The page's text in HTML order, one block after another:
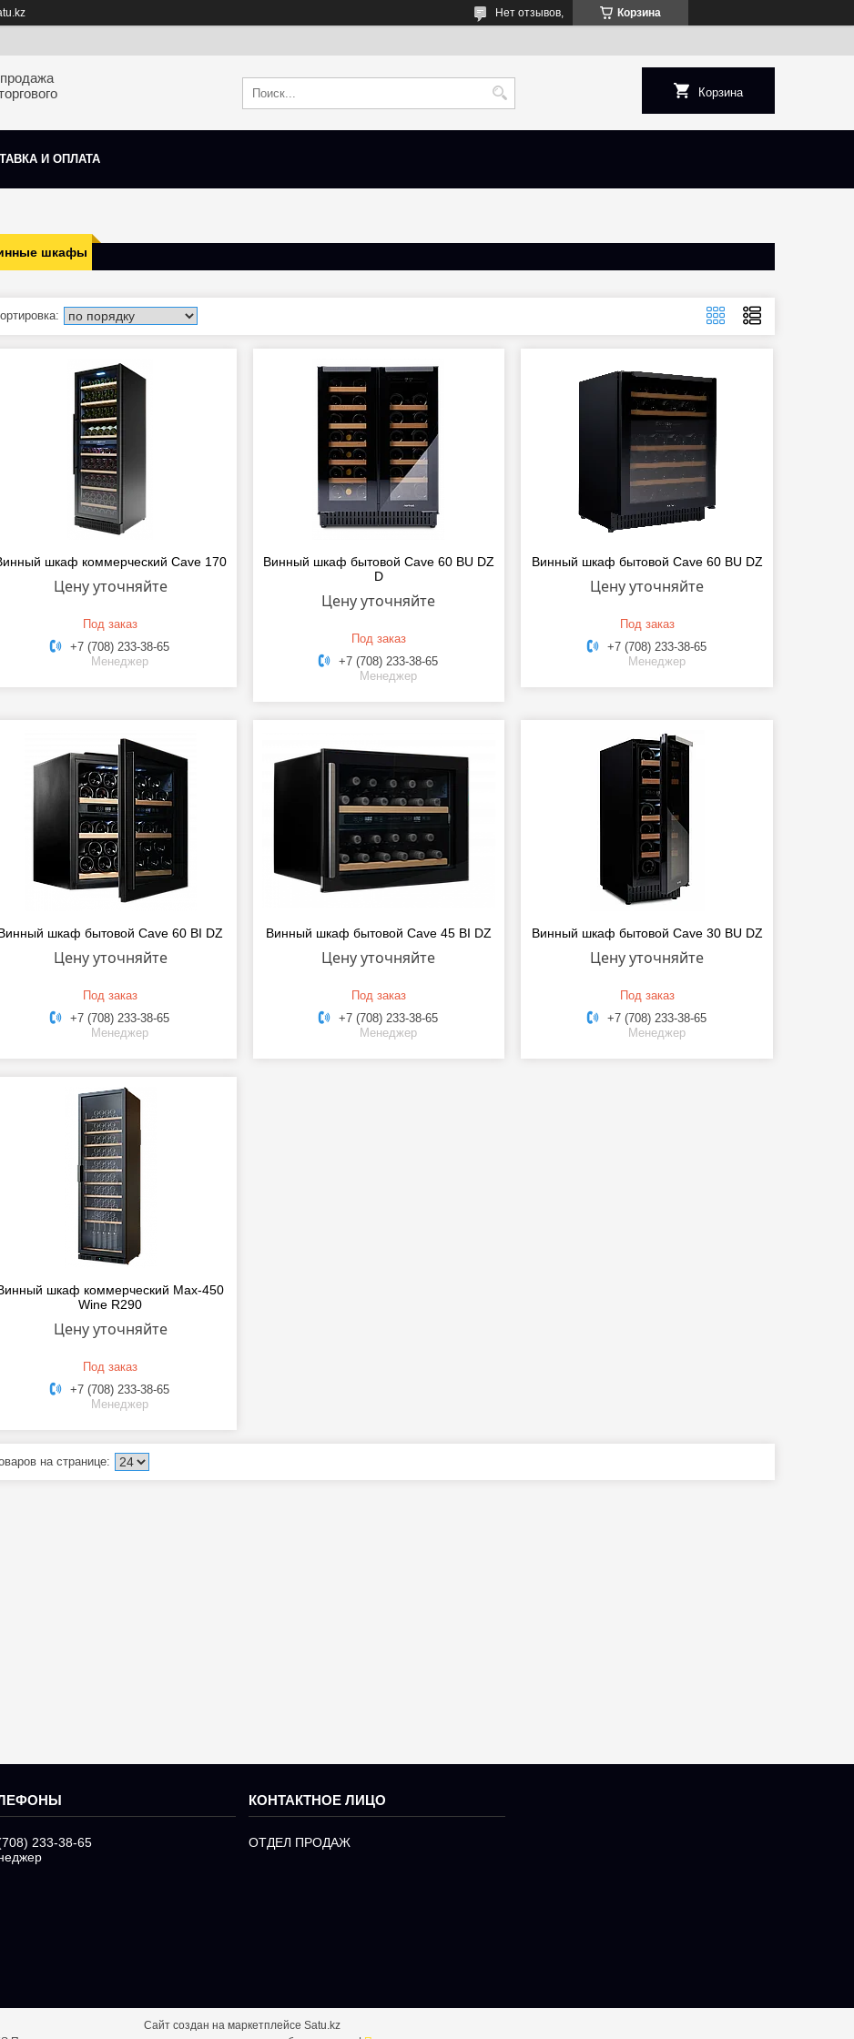
Корзина
Нет отзывов,
Корзина
И ОПЛАТА
шкафы
шкаф коммерческий Cave 170
Цену уточняйте
Под заказ
+7 (708) 233-38-65
Менеджер
Винный шкаф бытовой Cave 60 BU DZ
D
Цену уточняйте
Под заказ
+7 (708) 233-38-65
Менеджер
Винный шкаф бытовой Cave 60 BU DZ
Цену уточняйте
Под заказ
+7 (708) 233-38-65
Менеджер
шкаф бытовой Cave 60 BI DZ
Цену уточняйте
Под заказ
+7 (708) 233-38-65
Менеджер
Винный шкаф бытовой Cave 45 BI DZ
Цену уточняйте
Под заказ
+7 (708) 233-38-65
Менеджер
Винный шкаф бытовой Cave 30 BU DZ
Цену уточняйте
Под заказ
+7 (708) 233-38-65
Менеджер
шкаф коммерческий Max-450
Wine R290
Цену уточняйте
Под заказ
+7 (708) 233-38-65
Менеджер
233-38-65
ОТДЕЛ ПРОДАЖ
Сайт создан на маркетплейсе Satu.kz